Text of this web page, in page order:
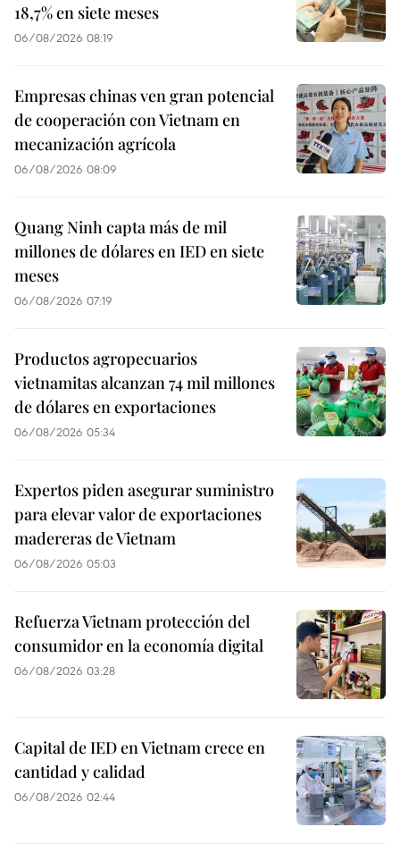
18,7% en siete meses
06/08/2026 08:19
Empresas chinas ven gran potencial
de cooperación con Vietnam en
mecanización agrícola
06/08/2026 08:09
Quang Ninh capta más de mil
millones de dólares en IED en siete
meses
06/08/2026 07:19
Productos agropecuarios
vietnamitas alcanzan 74 mil millones
de dólares en exportaciones
06/08/2026 05:34
Expertos piden asegurar suministro
para elevar valor de exportaciones
madereras de Vietnam
06/08/2026 05:03
Refuerza Vietnam protección del
consumidor en la economía digital
06/08/2026 03:28
Capital de IED en Vietnam crece en
cantidad y calidad
06/08/2026 02:44